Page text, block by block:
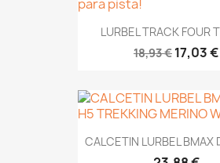
LURBEL TRACK FOUR
18,93 € 17,03 €
CALCETIN LURBEL BMAX